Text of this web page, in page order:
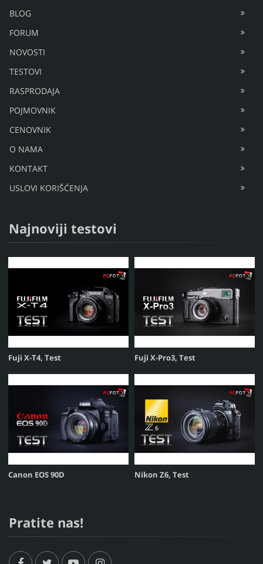
Korisni linkovi
BLOG
FORUM
NOVOSTI
TESTOVI
RASPRODAJA
POJMOVNIK
CENOVNIK
KONTAKT
Najnoviji testovi
Fuji X-T4, Test Fuji X-Pro3, Test
Canon EOS 90D Nikon Z6, Test